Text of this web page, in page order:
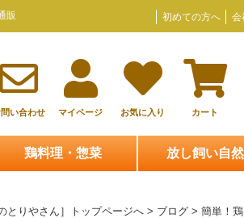
販 初めての方へ 会
問い合わせ マイページ お気に入り カート
鶏料理・惣菜 放し飼い自
とりやさん］トップページへ > ブログ > 簡単！